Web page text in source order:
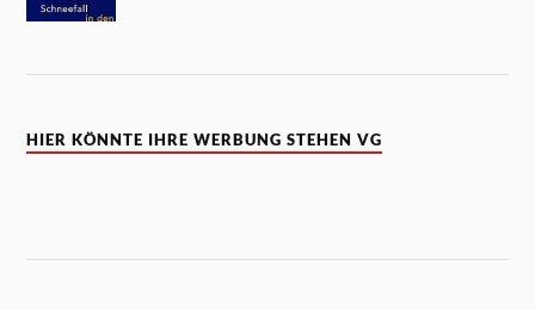
HIER KÖNNTE IHRE WERBUNG STEHEN VG